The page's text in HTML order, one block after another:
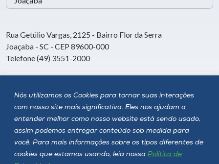
Nós utilizamos os Cookies para tornar suas interações
com nosso site mais significativa. Eles nos ajudam a
entender melhor como nosso website está sendo usado,
assim podemos entregar conteúdo sob medida para
você. Para mais informações sobre os tipos diferentes de
cookies que estamos usando, leia nossa Política de
Rua Getúlio Vargas, 2125 - Bairro Flor da Serra
Joaçaba - SC - CEP 89600-000
Telefone (49) 3551-2000
Siga a Unoesc